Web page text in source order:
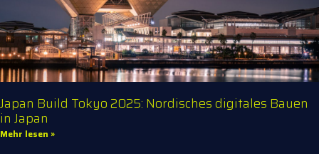
Japan Build Tokyo 2025: Nordisches digitales Bauen
in Japan
Mehr lesen »